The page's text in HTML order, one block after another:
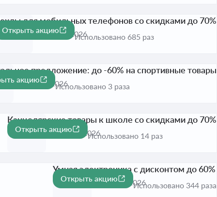
-70%
для мобильных телефонов со скидками до 70%
Активна до 31 авг. 2026
Открыть акцию
Использовано 685 раз
предложение: до -60% на спортивные товары
до 17 авг. 2026
акцию
Использовано 3 раза
-70%
Канцелярские товары к школе со скидками до 70%
Активна до 31 авг. 2026
Открыть акцию
Использовано 14 раз
-60%
Умная электроника с дисконтом до 60%
Активна до 31 авг. 2026
Открыть акцию
Использовано 344 раза